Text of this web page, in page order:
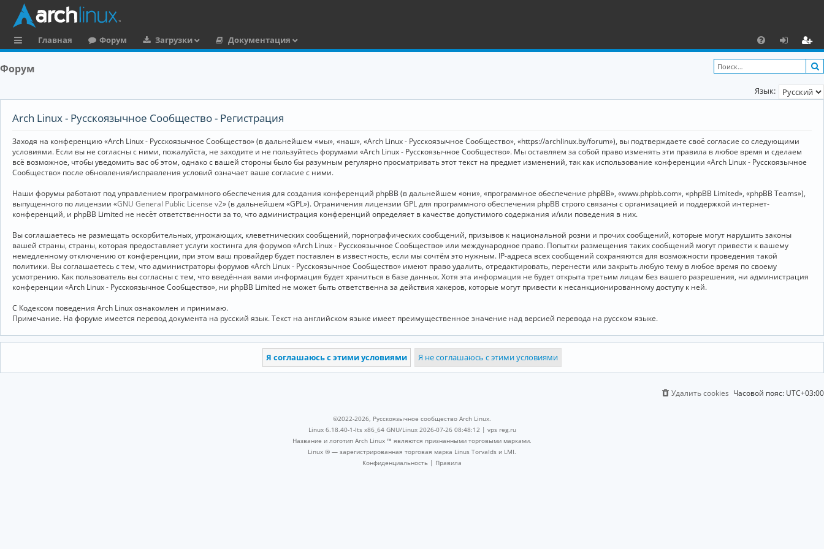
ы
к
Главная Форум Загрузки
Документация
F
A
Q
х
о
д
ег
и
ст
и
Форум
Язык:
Arch Linux - Русскоязычное Сообщество - Регистрация
Заходя на конференцию «Arch Linux - Русскоязычное Сообщество» (в дальнейшем «мы», «наш», «Arch Linux - Русскоязычное Сообщество», «https://archlinux.by/forum»), вы подтверждаете своё согласие со следующими
условиями. Если вы не согласны с ними, пожалуйста, не заходите и не пользуйтесь форумами «Arch Linux - Русскоязычное Сообщество». Мы оставляем за собой право изменять эти правила в любое время и сделаем
всё возможное, чтобы уведомить вас об этом, однако с вашей стороны было бы разумным регулярно просматривать этот текст на предмет изменений, так как использование конференции «Arch Linux - Русскоязычное
Сообщество» после обновления/исправления условий означает ваше согласие с ними.
Наши форумы работают под управлением программного обеспечения для создания конференций phpBB (в дальнейшем «они», «программное обеспечение phpBB», «www.phpbb.com», «phpBB Limited», «phpBB Teams»),
выпущенного по лицензии «GNU General Public License v2» (в дальнейшем «GPL»). Ограничения лицензии GPL для программного обеспечения phpBB строго связаны с организацией и поддержкой интернет-
конференций, и phpBB Limited не несёт ответственности за то, что администрация конференций определяет в качестве допустимого содержания и/или поведения в них.
Вы соглашаетесь не размещать оскорбительных, угрожающих, клеветнических сообщений, порнографических сообщений, призывов к национальной розни и прочих сообщений, которые могут нарушить законы
вашей страны, страны, которая предоставляет услуги хостинга для форумов «Arch Linux - Русскоязычное Сообщество» или международное право. Попытки размещения таких сообщений могут привести к вашему
немедленному отключению от конференции, при этом ваш провайдер будет поставлен в известность, если мы сочтём это нужным. IP-адреса всех сообщений сохраняются для возможности проведения такой
политики. Вы соглашаетесь с тем, что администраторы форумов «Arch Linux - Русскоязычное Сообщество» имеют право удалить, отредактировать, перенести или закрыть любую тему в любое время по своему
усмотрению. Как пользователь вы согласны с тем, что введённая вами информация будет храниться в базе данных. Хотя эта информация не будет открыта третьим лицам без вашего разрешения, ни администрация
конференции «Arch Linux - Русскоязычное Сообщество», ни phpBB Limited не может быть ответственна за действия хакеров, которые могут привести к несанкционированному доступу к ней.
С Кодексом поведения Arch Linux ознакомлен и принимаю.
Примечание. На форуме имеется перевод документа на русский язык. Текст на английском языке имеет преимущественное значение над версией перевода на русском языке.
Часовой пояс: UTC+03:00
Удалить cookies
©2022-2026, Русскоязычное сообщество Arch Linux.
Linux 6.18.40-1-lts x86_64 GNU/Linux 2026-07-26 08:48:12 | vps reg.ru
Название и логотип Arch Linux ™ являются признанными торговыми марками.
Linux ® — зарегистрированная торговая марка Linus Torvalds и LMI.
Конфиденциальность | Правила